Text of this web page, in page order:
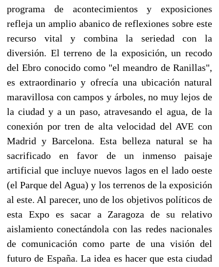
programa de acontecimientos y exposiciones
refleja un amplio abanico de reflexiones sobre este
recurso vital y combina la seriedad con la
diversión. El terreno de la exposición, un recodo
del Ebro conocido como "el meandro de Ranillas",
es extraordinario y ofrecía una ubicación natural
maravillosa con campos y árboles, no muy lejos de
la ciudad y a un paso, atravesando el agua, de la
conexión por tren de alta velocidad del AVE con
Madrid y Barcelona. Esta belleza natural se ha
sacrificado en favor de un inmenso paisaje
artificial que incluye nuevos lagos en el lado oeste
(el Parque del Agua) y los terrenos de la exposición
al este. Al parecer, uno de los objetivos políticos de
esta Expo es sacar a Zaragoza de su relativo
aislamiento conectándola con las redes nacionales
de comunicación como parte de una visión del
futuro de España. La idea es hacer que esta ciudad